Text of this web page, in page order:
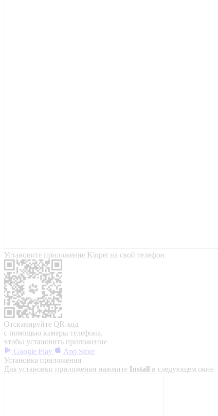
Установите приложение Kinpet на свой телефон
Отсканируйте QR-код
с помощью камеры телефона,
чтобы установить приложение
Google Play
App Store
Установка приложения
Для установки приложения нажмите Install в следующем окне